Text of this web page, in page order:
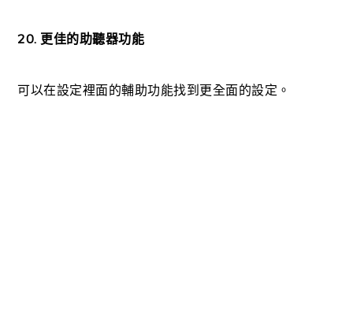
20. 更佳的助聽器功能
可以在設定裡面的輔助功能找到更全面的設定。